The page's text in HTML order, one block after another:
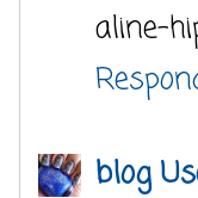
aline-
blog